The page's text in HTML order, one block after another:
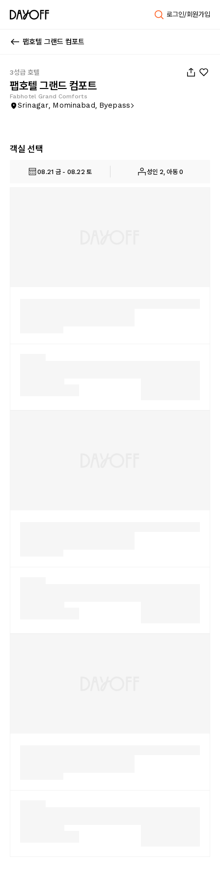
로그인/회원가입
팹호텔 그랜드 컴포트
3성급 호텔
팹호텔 그랜드 컴포트
Fabhotel Grand Comforts
Srinagar, Mominabad, Byepass
객실 선택
08.21 금 - 08.22 토 성인 2, 아동 0